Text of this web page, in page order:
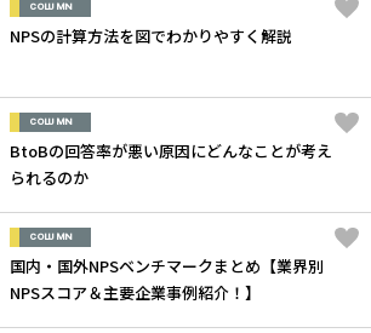
COLUMN
NPSの計算方法を図でわかりやすく解説
COLUMN
BtoBの回答率が悪い原因にどんなことが考え
られるのか
COLUMN
国内・国外NPSベンチマークまとめ【業界別
NPSスコア＆主要企業事例紹介！】